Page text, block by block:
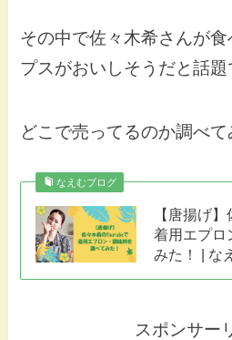
その中で佐々木希さんが
プスがおいしそうだと話題
どこで売ってるのか調べて
なえむブログ
【唐揚げ
着用エプロ
みた！ | な
スポンサー